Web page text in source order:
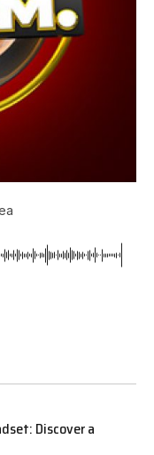
Discover a